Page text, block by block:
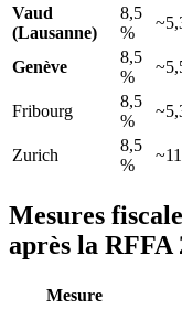
Vaud
(Lausanne)
8,5
%
Genève
8,5
%
Fribourg
8,5
%
Zurich
8,5
%
Mesures
après la RFFA
Mesure